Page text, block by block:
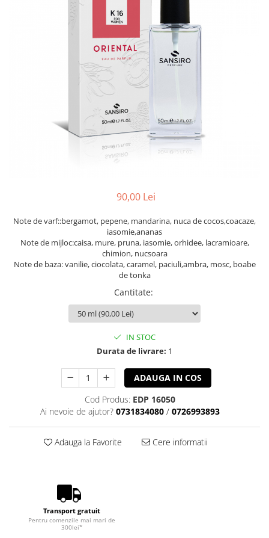
90,00 Lei
Note de varf::bergamot, pepene, mandarina, nuca de cocos,coacaze,
iasomie,ananas
Note de mijloc:caisa, mure, pruna, iasomie, orhidee, lacramioare,
chimion, nucsoara
Note de baza: vanilie, ciocolata, caramel, paciuli,ambra, mosc, boabe
de tonka
Cantitate:
IN STOC
Durata de livrare: 1
ADAUGA IN COS
Cod Produs: EDP 16050
Ai nevoie de ajutor? 0731834080 / 0726993893
Adauga la Favorite Cere informatii
Transport gratuit
Pentru comenzile mai mari de
300lei*